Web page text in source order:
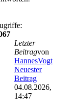
Letzter
Beitragvon
HannesVogt
Neuester
Beitrag
04.08.2026,
14:47